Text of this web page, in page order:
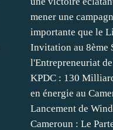
mener une
importante que le
Invitation au 8ème
l'Entrepreneuriat
KPDC : 130
en énergie au
Lancement de
Cameroun : Le